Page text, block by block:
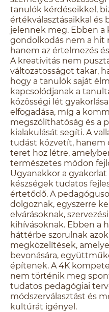
tanulók kérdéseikkel,
értékválasztásaikkal és
jelennek meg. Ebben
gondolkodás nem a hit
hanem az értelmezés
A kreativitás nem
változatosságot takar,
hogy a tanulók saját
kapcsolódjanak a
közösségi lét
elfogadása, míg a
megszólíthatóság és a
kialakulását segíti. A
tudást közvetít, hanem
teret hoz létre,
természetes módon
Ugyanakkor a
készségek tudatos
értetődő. A
dolgoznak, egyszerre
elvárásoknak,
kihívásoknak. Ebben a
háttérbe szorulnak
megközelítések,
bevonására,
építenek. A 4K
nem történik meg
tudatos pedagógiai
módszerválasztást és
kultúrát igényel.